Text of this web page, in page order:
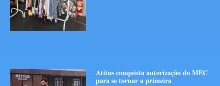
Atitus conquista autorização do MEC
para se tornar a primeira